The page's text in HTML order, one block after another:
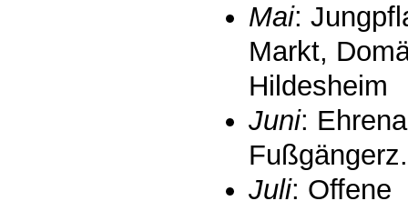
Mai:
Markt,
Hildesheim
Juni:
Juli: Offene